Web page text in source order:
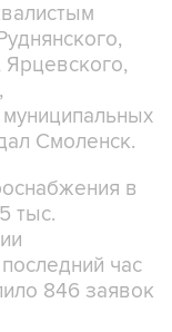
Смоленск.
в
тыс.
час
846 заявок